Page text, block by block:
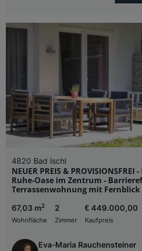
4820 Bad Ischl
NEUER PREIS & PROVISIONSFREI
Ruhe-Oase im Zentrum -
Terrassenwohnung mit Fernblick
67,03 m2
Wohnfläche
2
Zimmer
€ 449.000,00
Kaufpreis
Eva-Maria Rauchensteiner